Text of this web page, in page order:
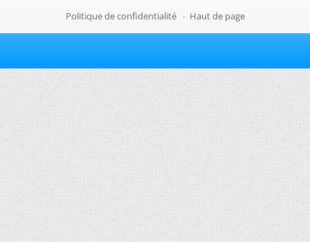
Politique de confidentialité - Haut de page